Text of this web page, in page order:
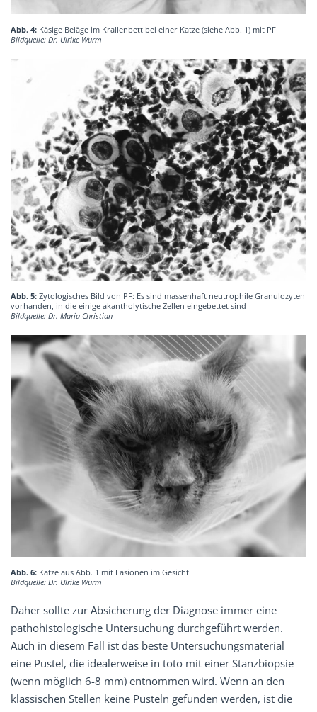
Abb. 4: Käsige Beläge im Krallenbett bei einer Katze (siehe Abb. 1) mit PF
Bildquelle: Dr. Ulrike Wurm
Abb. 5: Zytologisches Bild von PF: Es sind massenhaft neutrophile Granulozyten
vorhanden, in die einige akantholytische Zellen eingebettet sind
Bildquelle: Dr. Maria Christian
Abb. 6: Katze aus Abb. 1 mit Läsionen im Gesicht
Bildquelle: Dr. Ulrike Wurm
Daher sollte zur Absicherung der Diagnose immer eine
pathohistologische Untersuchung durchgeführt werden.
Auch in diesem Fall ist das beste Untersuchungsmaterial
eine Pustel, die idealerweise in toto mit einer Stanzbiopsie
(wenn möglich 6-8 mm) entnommen wird. Wenn an den
klassischen Stellen keine Pusteln gefunden werden, ist die